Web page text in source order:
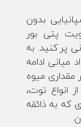
بدون
پتی بور
پر کنید. به
میانی ادامه
میوه
انواع توت،
که به ذائقه